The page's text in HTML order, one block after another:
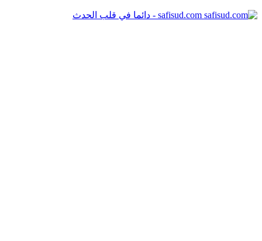
safisud.com - دائما في قلب الحدث